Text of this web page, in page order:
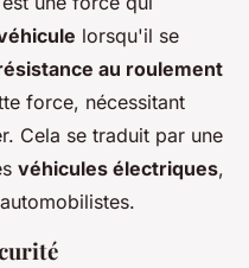
lorsqu'il se
au roulement
force, nécessitant
Cela se traduit par une
véhicules électriques,